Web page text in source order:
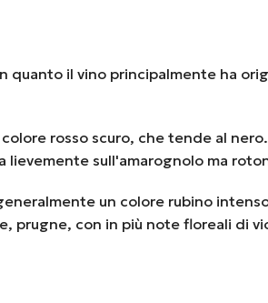
quanto il vino principalmente ha
rosso scuro, che tende al
lievemente sull'amarognolo ma
un colore rubino
prugne, con in più note floreali di